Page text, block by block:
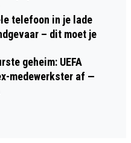
telefoon in je lade
– dit moet je
geheim: UEFA
medewerkster af —